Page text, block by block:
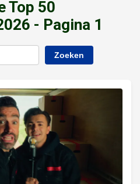
Top 50
- Pagina 1
Zoeken